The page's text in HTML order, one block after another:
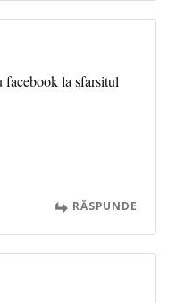
la sfarsitul
RĂSPUNDE